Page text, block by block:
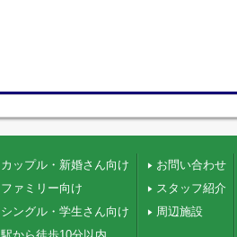
カップル・新婚さん向け
ファミリー向け
シングル・学生さん向け
お問い合わせ
スタッフ紹介
周辺施設